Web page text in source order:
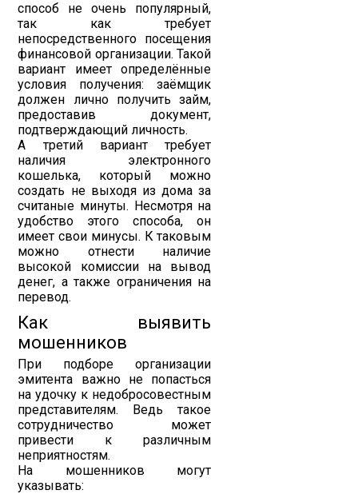
способ не очень популярный,
так как требует
непосредственного посещения
финансовой организации. Такой
вариант имеет определённые
условия получения: заёмщик
должен лично получить займ,
предоставив документ,
подтверждающий личность.
А третий вариант требует
наличия электронного
кошелька, который можно
создать не выходя из дома за
считаные минуты. Несмотря на
удобство этого способа, он
имеет свои минусы. К таковым
можно отнести наличие
высокой комиссии на вывод
денег, а также ограничения на
перевод.
Как выявить
мошенников
При подборе организации
эмитента важно не попасться
на удочку к недобросовестным
представителям. Ведь такое
сотрудничество может
привести к различным
неприятностям.
На мошенников могут
указывать: